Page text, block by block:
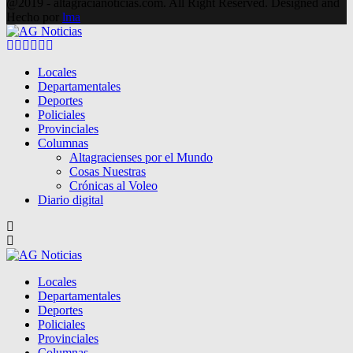
Hecho por lma
Facebook
Twitter
Instagram
Pinterest
Google
Locales
Departamentales
Deportes
Policiales
Provinciales
Columnas
Altagracienses por el Mundo
Cosas Nuestras
Crónicas al Voleo
Diario digital
Locales
Departamentales
Deportes
Policiales
Provinciales